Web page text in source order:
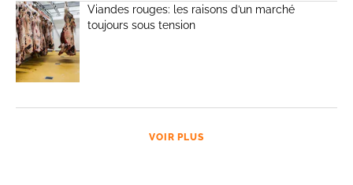
Viandes rouges: les raisons d’un marché
toujours sous tension
VOIR PLUS